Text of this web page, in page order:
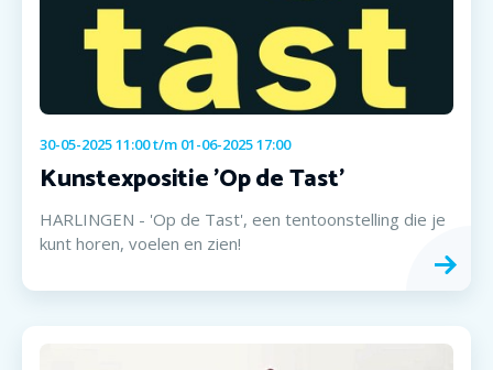
30-05-2025 11:00t/m 01-06-2025 17:00
Kunstexpositie 'Op de Tast'
HARLINGEN - 'Op de Tast', een tentoonstelling die je
kunt horen, voelen en zien!